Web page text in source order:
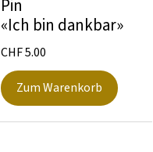
Pin
«Ich bin dankbar»
CHF5.00
Zum Warenkorb